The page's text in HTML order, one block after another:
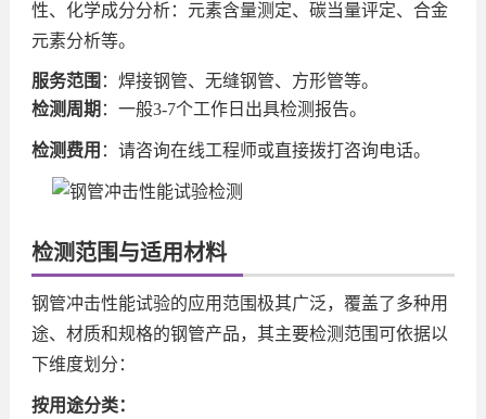
性、化学成分分析：元素含量测定、碳当量评定、合金
元素分析等。
服务范围 ：焊接钢管、无缝钢管、方形管等。
检测周期 ：一般3-7个工作日出具检测报告。
检测费用 ：请咨询在线工程师或直接拨打咨询电话。
检测范围与适用材料
钢管冲击性能试验的应用范围极其广泛，覆盖了多种用
途、材质和规格的钢管产品，其主要检测范围可依据以
下维度划分：
按用途分类：